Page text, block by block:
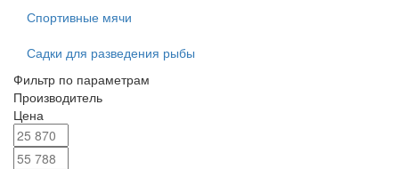
Спортивные мячи
Садки для разведения рыбы
Фильтр по параметрам
Производитель
Цена